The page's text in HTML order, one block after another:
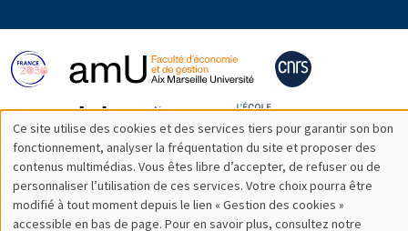
Utilisation
des
données
Ce site utilise des cookies et des services tiers pour garantir son bon
fonctionnement, analyser la fréquentation du site et proposer des
contenus multimédias. Vous êtes libre d’accepter, de refuser ou de
personnaliser l’utilisation de ces services. Votre choix pourra être
modifié à tout moment depuis le lien « Gestion des cookies »
accessible en bas de page. Pour en savoir plus, consultez notre